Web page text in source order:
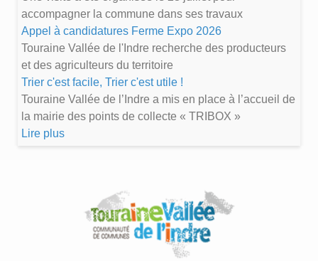
accompagner la commune dans ses travaux
Appel à candidatures Ferme Expo 2026
Touraine Vallée de l'Indre recherche des producteurs
et des agriculteurs du territoire
Trier c'est facile, Trier c'est utile !
Touraine Vallée de l’Indre a mis en place à l’accueil de
la mairie des points de collecte « TRIBOX »
Lire plus